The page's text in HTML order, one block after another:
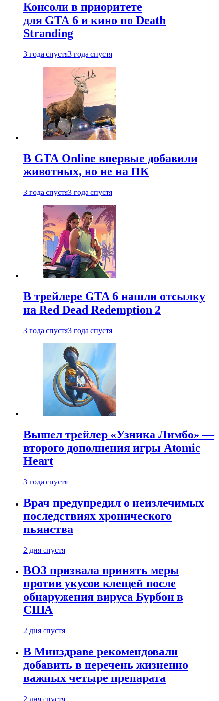
Консоли в приоритете
для GTA 6 и кино по Death
Stranding
3 года спустя3 года спустя
В GTA Online впервые добавили
животных, но не на ПК
3 года спустя3 года спустя
В трейлере GTA 6 нашли отсылку
на Red Dead Redemption 2
3 года спустя3 года спустя
Вышел трейлер «Узника Лимбо» —
второго дополнения игры Atomic
Heart
3 года спустя
Врач предупредил о неизлечимых
последствиях хронического
пьянства
2 дня спустя
ВОЗ призвала принять меры
против укусов клещей после
обнаружения вируса Бурбон в
США
2 дня спустя
В Минздраве рекомендовали
добавить в перечень жизненно
важных четыре препарата
2 дня спустя